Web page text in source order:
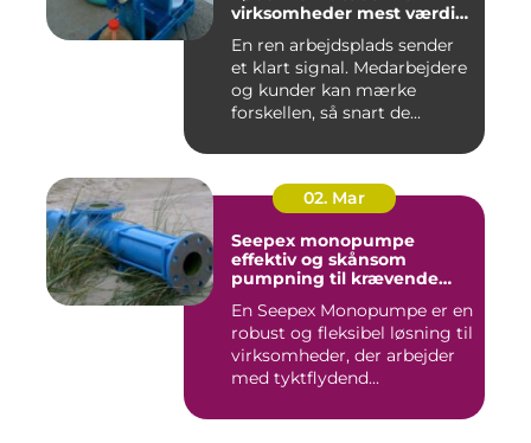
virksomheder mest værdi
En ren arbejdsplads sender
et klart signal. Medarbejdere
og kunder kan mærke
forskellen, så snart de...
02. Mar
Seepex monopumpe
effektiv og skånsom
pumpning til krævende
En Seepex Monopumpe er en
robust og fleksibel løsning til
virksomheder, der arbejder
med tyktflydend...